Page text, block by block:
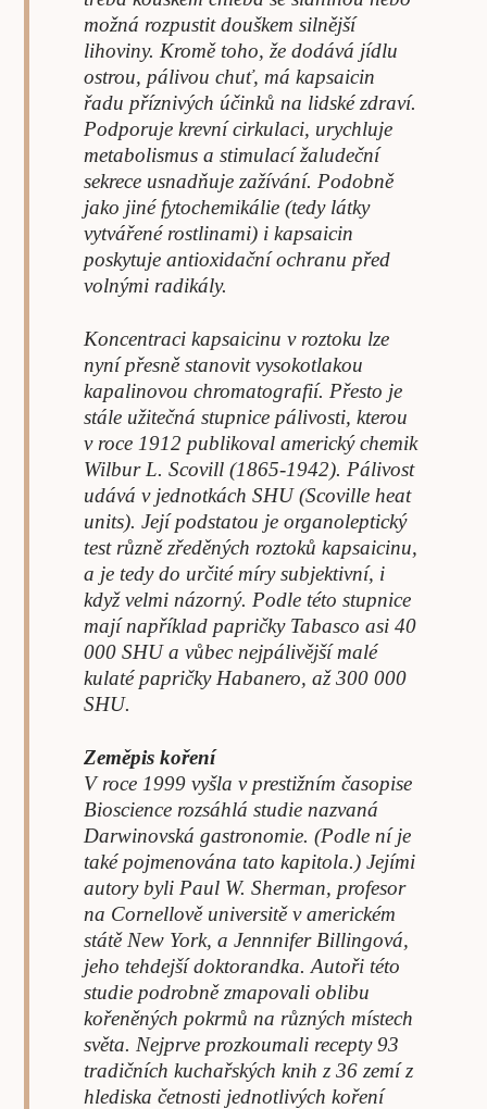
možná rozpustit douškem silnější
lihoviny. Kromě toho, že dodává jídlu
ostrou, pálivou chuť, má kapsaicin
řadu příznivých účinků na lidské zdraví.
Podporuje krevní cirkulaci, urychluje
metabolismus a stimulací žaludeční
sekrece usnadňuje zažívání. Podobně
jako jiné fytochemikálie (tedy látky
vytvářené rostlinami) i kapsaicin
poskytuje antioxidační ochranu před
volnými radikály.
Koncentraci kapsaicinu v roztoku lze
nyní přesně stanovit vysokotlakou
kapalinovou chromatografií. Přesto je
stále užitečná stupnice pálivosti, kterou
v roce 1912 publikoval americký chemik
Wilbur L. Scovill (1865-1942). Pálivost
udává v jednotkách SHU (Scoville heat
units). Její podstatou je organoleptický
test různě zředěných roztoků kapsaicinu,
a je tedy do určité míry subjektivní, i
když velmi názorný. Podle této stupnice
mají například papričky Tabasco asi 40
000 SHU a vůbec nejpálivější malé
kulaté papričky Habanero, až 300 000
SHU.
Zeměpis koření
V roce 1999 vyšla v prestižním časopise
Bioscience rozsáhlá studie nazvaná
Darwinovská gastronomie. (Podle ní je
také pojmenována tato kapitola.) Jejími
autory byli Paul W. Sherman, profesor
na Cornellově universitě v americkém
státě New York, a Jennnifer Billingová,
jeho tehdejší doktorandka. Autoři této
studie podrobně zmapovali oblibu
kořeněných pokrmů na různých místech
světa. Nejprve prozkoumali recepty 93
tradičních kuchařských knih z 36 zemí z
hlediska četnosti jednotlivých koření